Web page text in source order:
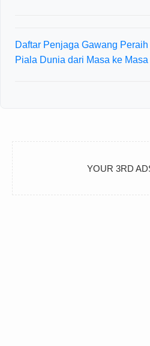
Daftar Penjaga Gawang
Piala Dunia dari Masa ke Masa
YOUR 3RD